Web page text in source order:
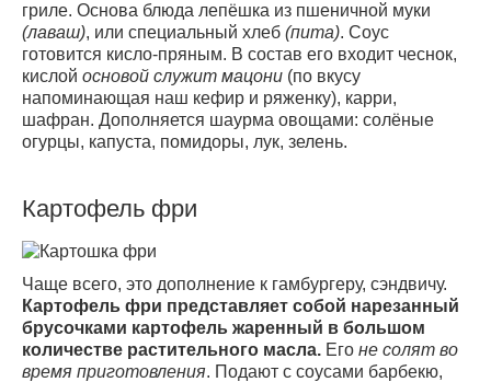
гриле. Основа блюда лепёшка из пшеничной муки
(лаваш), или специальный хлеб (пита). Соус
готовится кисло-пряным. В состав его входит чеснок,
кислой основой служит мацони (по вкусу
напоминающая наш кефир и ряженку), карри,
шафран. Дополняется шаурма овощами: солёные
огурцы, капуста, помидоры, лук, зелень.
Картофель фри
Чаще всего, это дополнение к гамбургеру, сэндвичу.
Картофель фри представляет собой нарезанный
брусочками картофель жаренный в большом
количестве растительного масла. Его не солят во
время приготовления. Подают с соусами барбекю,